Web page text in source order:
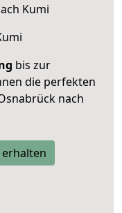
Kumi
bis zur
die perfekten
nach